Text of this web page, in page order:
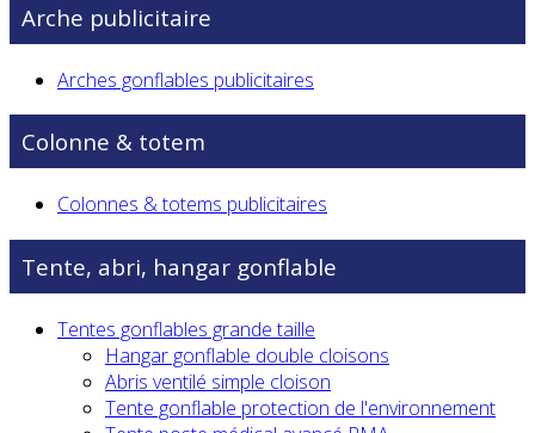
Arche publicitaire
Arches gonflables publicitaires
Colonne & totem
Colonnes & totems publicitaires
Tente, abri, hangar gonflable
Tentes gonflables grande taille
Hangar gonflable double cloisons
Abris ventilé simple cloison
Tente gonflable protection de l'environnement